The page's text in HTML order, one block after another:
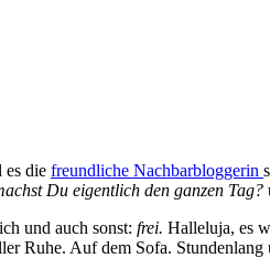
es die freundliche Nachbarbloggerin
Du eigentlich den ganzen Tag?
und auch sonst: frei. Halleluja, es
Ruhe. Auf dem Sofa. Stundenlang